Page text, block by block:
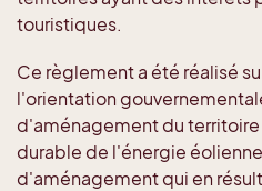
touristiques.
Ce règlement a été réalisé
l'orientation
d'aménagement du
durable de l'énergie
d'aménagement qui en